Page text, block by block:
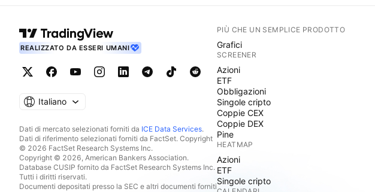
REALIZZATO DA ESSERI UMANI
Italiano
Dati di mercato selezionati forniti da ICE Data Services.
Dati di riferimento selezionati forniti da FactSet. Copyright
© 2026 FactSet Research Systems Inc.
Copyright © 2026, American Bankers Association.
Database CUSIP fornito da FactSet Research Systems Inc.
Tutti i diritti riservati.
Documenti depositati presso la SEC e altri documenti forniti
PIÙ CHE UN SEMPLICE PRODOTTO
Grafici
SCREENER
Azioni
ETF
Obbligazioni
Singole cripto
Coppie CEX
Coppie DEX
Pine
HEATMAP
Azioni
ETF
Singole cripto